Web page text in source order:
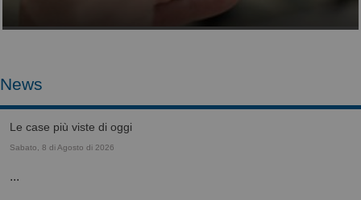
News
le case più viste di oggi
Sabato, 8 di Agosto di 2026
...